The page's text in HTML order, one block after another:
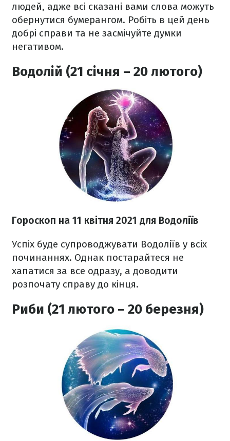
людей, адже всі сказані вами слова можуть
обернутися бумерангом. Робіть в цей день
добрі справи та не засмічуйте думки
негативом.
Водолій (21 січня – 20 лютого)
Гороскоп на 11 квітня 2021 для Водоліїв
Успіх буде супроводжувати Водоліїв у всіх
починаннях. Однак постарайтеся не
хапатися за все одразу, а доводити
розпочату справу до кінця.
Риби (21 лютого – 20 березня)